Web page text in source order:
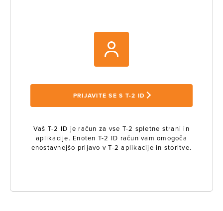
PRIJAVITE SE S T-2 ID
Vaš T-2 ID je račun za vse T-2 spletne strani in
aplikacije. Enoten T-2 ID račun vam omogoča
enostavnejšo prijavo v T-2 aplikacije in storitve.